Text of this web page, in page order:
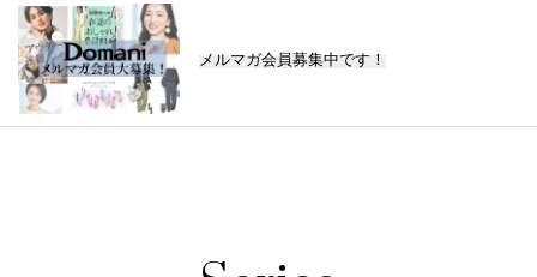
メルマガ会員募集中です！